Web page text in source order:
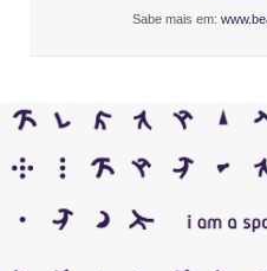
Sabe mais em: